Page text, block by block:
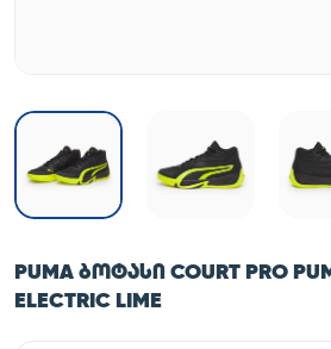
PUMA ᲑᲝᲢᲐᲡᲘ COURT PRO
ELECTRIC LIME